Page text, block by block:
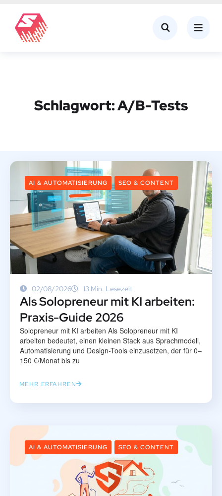
Schlagwort:A/B-Tests
AI & AUTOMATISIERUNG SEO & CONTENT
02/08/2026 13 Min. Lesezeit
Als Solopreneur mit KI arbeiten:
Praxis-Guide 2026
Solopreneur mit KI arbeiten Als Solopreneur mit KI
arbeiten bedeutet, einen kleinen Stack aus Sprachmodell,
Automatisierung und Design-Tools einzusetzen, der für 0–
150 €/Monat bis zu
MEHR ERFAHREN
AI & AUTOMATISIERUNG SEO & CONTENT